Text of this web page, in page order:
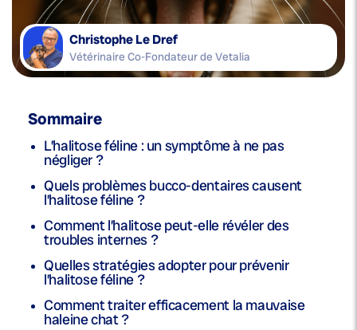
Christophe Le Dref
Vétérinaire Co-Fondateur de Vetalia
Sommaire
L’halitose féline : un symptôme à ne pas
négliger ?
Quels problèmes bucco-dentaires causent
l’halitose féline ?
Comment l’halitose peut-elle révéler des
troubles internes ?
Quelles stratégies adopter pour prévenir
l’halitose féline ?
Comment traiter efficacement la mauvaise
haleine chat ?